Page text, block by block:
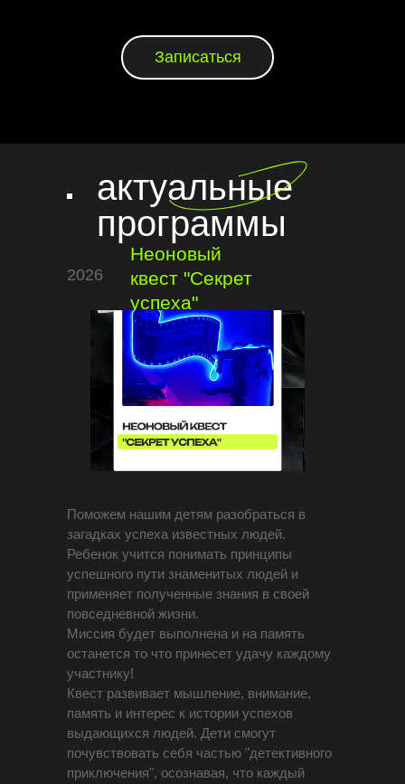
Записаться
Поможем нашим детям разобраться в
загадках успеха известных людей.
Ребенок учится понимать принципы
успешного пути знаменитых людей и
применяет полученные знания в своей
повседневной жизни.
Миссия будет выполнена и на память
останется то что принесет удачу каждому
участнику!
Квест развивает мышление, внимание,
память и интерес к истории успехов
выдающихся людей. Дети смогут
почувствовать себя частью "детективного
приключения", осознавая, что каждый
2026
Неоновый
квест "Секрет
успеха"
актуальные
программы